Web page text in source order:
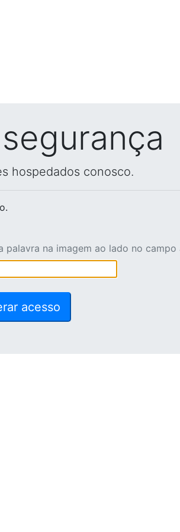
hospedados conosco.
palavra na imagem ao lado no campo